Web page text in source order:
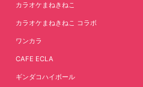
カラオケまねきねこ
カラオケまねきねこ コラボ
ワンカラ
CAFE ECLA
ギンダコハイボール